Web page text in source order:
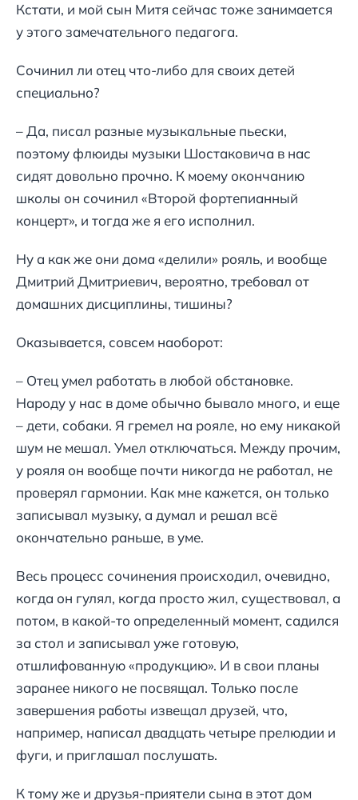
Кстати, и мой сын Митя сейчас тоже занимается
у этого замечательного педагога.
Сочинил ли отец что-либо для своих детей
специально?
– Да, писал разные музыкальные пьески,
поэтому флюиды музыки Шостаковича в нас
сидят довольно прочно. К моему окончанию
школы он сочинил «Второй фортепианный
концерт», и тогда же я его исполнил.
Ну а как же они дома «делили» рояль, и вообще
Дмитрий Дмитриевич, вероятно, требовал от
домашних дисциплины, тишины?
Оказывается, совсем наоборот:
– Отец умел работать в любой обстановке.
Народу у нас в доме обычно бывало много, и еще
– дети, собаки. Я гремел на рояле, но ему никакой
шум не мешал. Умел отключаться. Между прочим,
у рояля он вообще почти никогда не работал, не
проверял гармонии. Как мне кажется, он только
записывал музыку, а думал и решал всё
окончательно раньше, в уме.
Весь процесс сочинения происходил, очевидно,
когда он гулял, когда просто жил, существовал, а
потом, в какой-то определенный момент, садился
за стол и записывал уже готовую,
отшлифованную «продукцию». И в свои планы
заранее никого не посвящал. Только после
завершения работы извещал друзей, что,
например, написал двадцать четыре прелюдии и
фуги, и приглашал послушать.
К тому же и друзья-приятели сына в этот дом